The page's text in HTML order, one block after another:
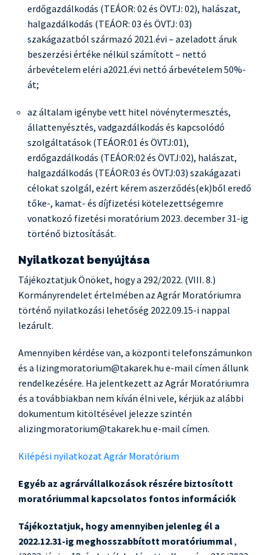
erdőgazdálkodás (TEÁOR: 02 és ÖVTJ: 02), halászat,
halgazdálkodás (TEÁOR: 03 és ÖVTJ: 03)
szakágazatból származó 2021.évi – azeladott áruk
beszerzési értéke nélkül számított – nettó
árbevételem eléri a2021.évi nettó árbevételem 50%-
át;
az általam igénybe vett hitel növénytermesztés,
állattenyésztés, vadgazdálkodás és kapcsolódó
szolgáltatások (TEÁOR:01 és ÖVTJ:01),
erdőgazdálkodás (TEÁOR:02 és ÖVTJ:02), halászat,
halgazdálkodás (TEÁOR:03 és ÖVTJ:03) szakágazati
célokat szolgál, ezért kérem aszerződés(ek)ből eredő
tőke-, kamat- és díjfizetési kötelezettségemre
vonatkozó fizetési moratórium 2023. december 31-ig
történő biztosítását.
Nyilatkozat benyújtása
Tájékoztatjuk Önöket, hogy a 292/2022. (VIII. 8.)
Kormányrendelet értelmében az Agrár Moratóriumra
történő nyilatkozási lehetőség 2022.09.15-i nappal
lezárult.
Amennyiben kérdése van, a központi telefonszámunkon
és a lizingmoratorium@takarek.hu e-mail címen állunk
rendelkezésére. Ha jelentkezett az Agrár Moratóriumra
és a továbbiakban nem kíván élni vele, kérjük az alábbi
dokumentum kitöltésével jelezze szintén
alizingmoratorium@takarek.hu e-mail címen.
Kilépési nyilatkozat Agrár Moratórium
Egyéb az agrárvállalkozások részére biztosított
moratóriummal kapcsolatos fontos információk
Tájékoztatjuk, hogy amennyiben jelenleg él a
2022.12.31-ig meghosszabbított moratóriummal,